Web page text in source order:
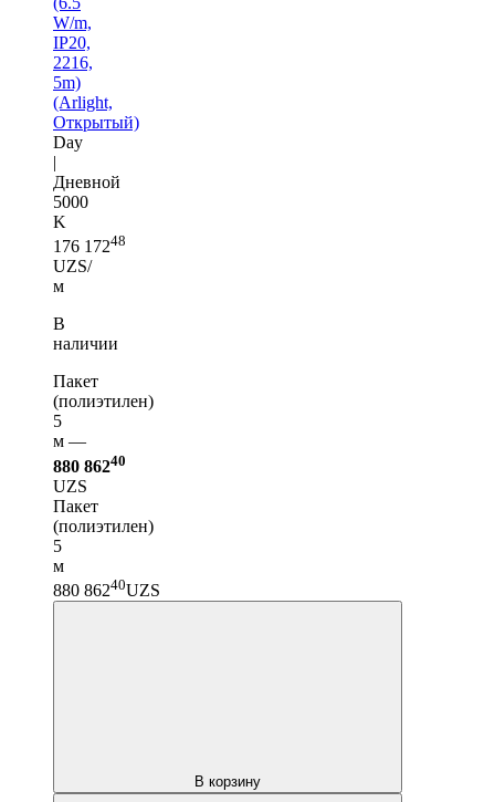
W/m,
IP20,
2216,
5m)
(Arlight,
Открытый)
Day
|
Дневной
5000
K
176 17248
UZS/
м
В
наличии
Пакет
(полиэтилен)
5
м —
880 86240
UZS
Пакет
(полиэтилен)
5
м
880 86240UZS
В корзину